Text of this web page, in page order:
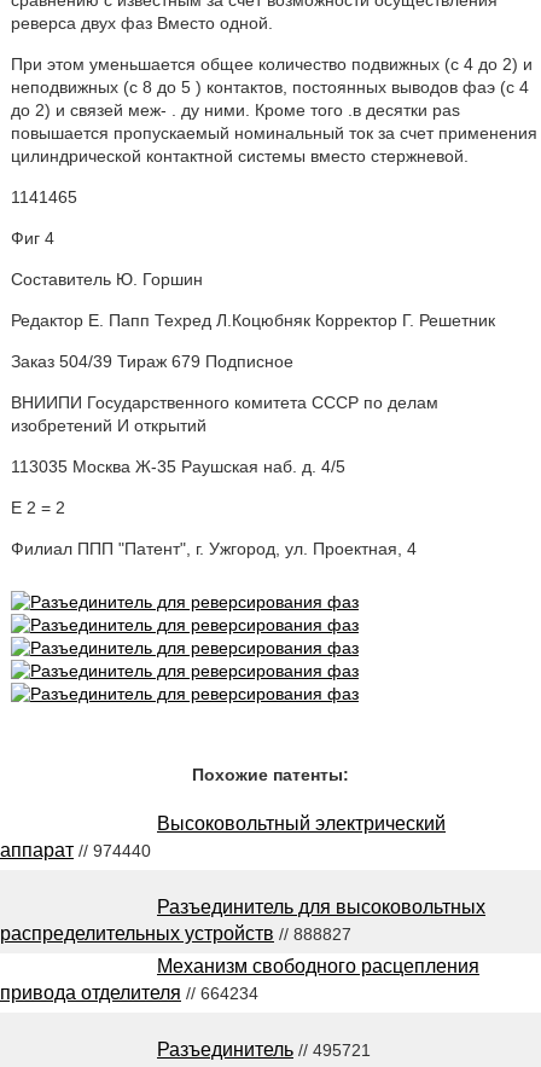
реверса двух фаз Вместо одной.
При этом уменьшается общее количество подвижных (с 4 до 2) и
неподвижных (с 8 до 5 ) контактов, постоянных выводов фаэ (с 4
до 2) и связей меж- . ду ними. Кроме того .в десятки pas
повышается пропускаемый номинальный ток за счет применения
цилиндрической контактной системы вместо стержневой.
1141465
Фиг 4
Составитель Ю. Горшин
Редактор Е. Папп Техред Л.Коцюбняк Корректор Г. Решетник
Заказ 504/39 Тираж 679 Подписное
ВНИИПИ Государственного комитета СССР по делам
изобретений И открытий
113035 Москва Ж-35 Раушская наб. д. 4/5
Е 2 = 2
Филиал ППП "Патент", г. Ужгород, ул. Проектная, 4
Похожие патенты:
Высоковольтный электрический
аппарат // 974440
Разъединитель для высоковольтных
распределительных устройств // 888827
Механизм свободного расцепления
привода отделителя // 664234
Разъединитель // 495721